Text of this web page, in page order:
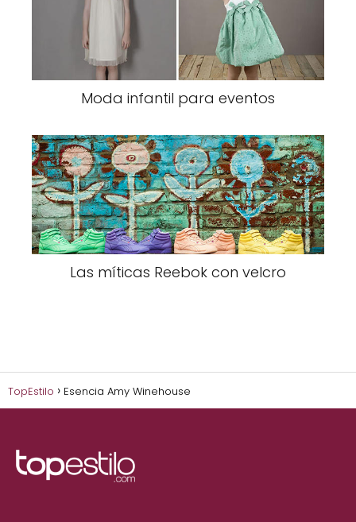
Moda infantil para eventos
Las míticas Reebok con velcro
TopEstilo Esencia Amy Winehouse